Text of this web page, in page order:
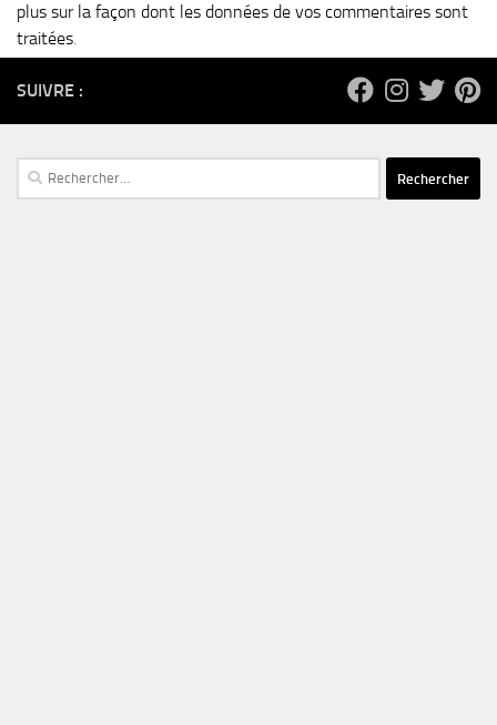
plus sur la façon dont les données de vos commentaires sont
traitées.
SUIVRE :
Rechercher :